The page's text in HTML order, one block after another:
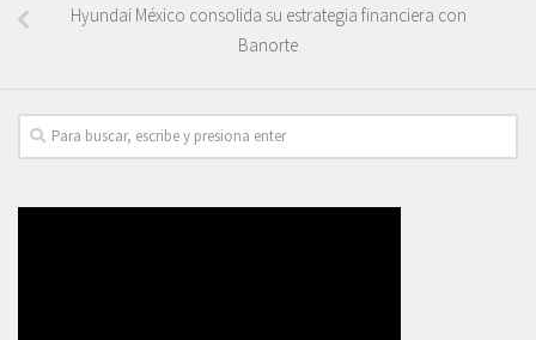
Hyundai México consolida su estrategia financiera con
Banorte